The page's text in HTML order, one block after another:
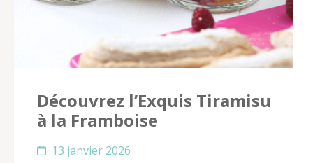
Découvrez l’Exquis Tiramisu
à la Framboise
13 janvier 2026